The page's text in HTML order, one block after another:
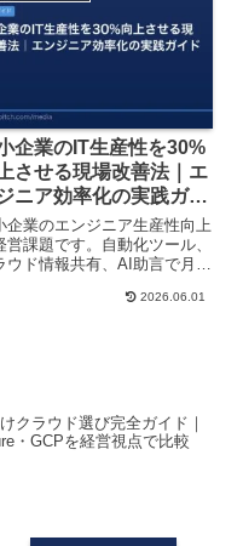
企業のIT生産性を30%
させる現場改善法｜エ
ニア効率化の実践ガイ
企業のエンジニア生産性向上
営課題です。自動化ツール、
ウド情報共有、AI助言で月
テップと失敗対策を解説しま
2026.06.01
クラウド選び完全ガイド｜
・GCPを経営視点で比較